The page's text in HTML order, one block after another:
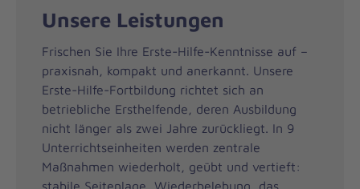
Unsere Leistungen
Frischen Sie Ihre Erste-Hilfe-Kenntnisse auf –
praxisnah, kompakt und anerkannt. Unsere
Erste-Hilfe-Fortbildung richtet sich an
betriebliche Ersthelfende, deren Ausbildung
nicht länger als zwei Jahre zurückliegt. In 9
Unterrichtseinheiten werden zentrale
Maßnahmen wiederholt, geübt und vertieft:
stabile Seitenlage, Wiederbelebung, das